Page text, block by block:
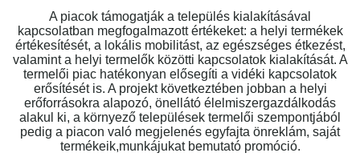
A piacok támogatják a település kialakításával
kapcsolatban megfogalmazott értékeket: a helyi termékek
értékesítését, a lokális mobilitást, az egészséges étkezést,
valamint a helyi termelők közötti kapcsolatok kialakítását. A
termelői piac hatékonyan elősegíti a vidéki kapcsolatok
erősítését is. A projekt következtében jobban a helyi
erőforrásokra alapozó, önellátó élelmiszergazdálkodás
alakul ki, a környező települések termelői szempontjából
pedig a piacon való megjelenés egyfajta önreklám, saját
termékeik,munkájukat bemutató promóció.